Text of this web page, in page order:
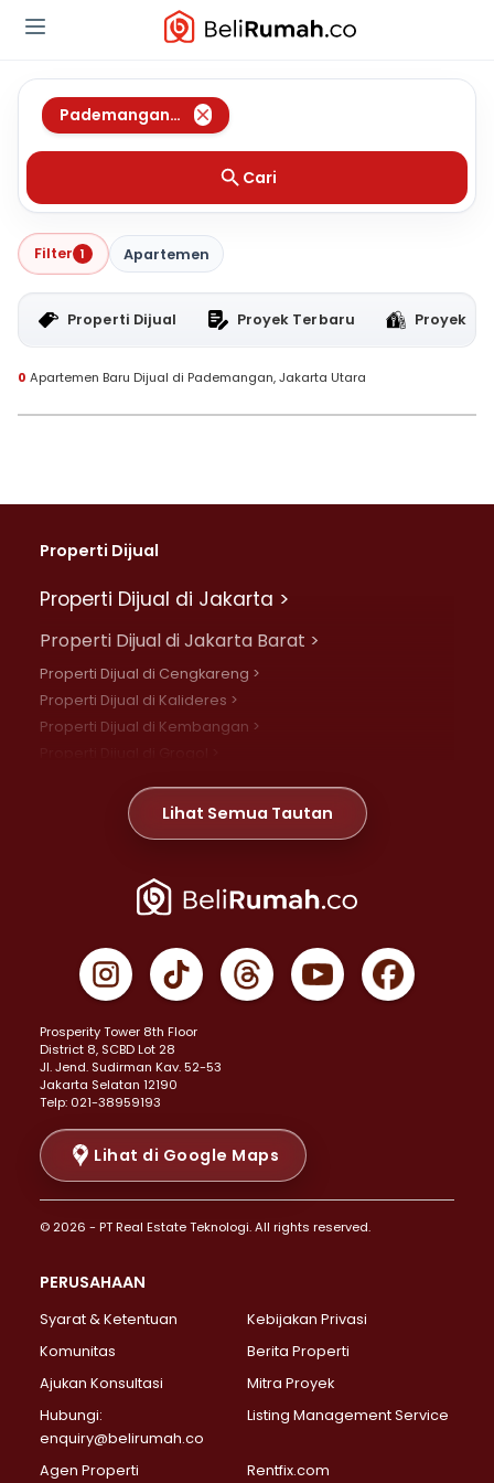
Pademangan
,Jakarta Utara
Cari
Filter 1 Apartemen
Properti Dijual Proyek Terbaru Proyek
0 Apartemen Baru Dijual di Pademangan, Jakarta Utara
Properti Dijual
Properti Dijual di Jakarta >
Properti Dijual di Jakarta Barat >
Properti Dijual di Cengkareng >
Properti Dijual di Kalideres >
Properti Dijual di Kembangan >
Properti Dijual di Meruya >
Properti Dijual di Jelambar >
Properti Dijual di Jakarta Pusat >
Properti Dijual di Gambir >
Properti Dijual di Johar Baru >
Properti Dijual di Menteng >
Properti Dijual di Senen >
Properti Dijual di Tanah Abang >
Properti Dijual di Cikini >
Properti Dijual di Kramat >
Properti Dijual di Pasar Baru >
Properti Dijual di Bendungan Hilir >
Properti Dijual di Jakarta Selatan >
Properti Dijual di Lebak Bulus >
Properti Dijual di Gandaria Selatan >
Properti Dijual di Pondok Labu >
Properti Dijual di Lenteng Agung >
Properti Dijual di Senayan >
Properti Dijual di Pondok Pinang >
Lihat Semua Tautan
Prosperity Tower 8th Floor
District 8, SCBD Lot 28
JI. Jend. Sudirman Kav. 52-53
Jakarta Selatan 12190
Telp: 021-38959193
Lihat di Google Maps
© 2026 - PT Real Estate Teknologi. All rights reserved.
PERUSAHAAN
Syarat & Ketentuan
Kebijakan Privasi
Komunitas
Berita Properti
Ajukan Konsultasi
Mitra Proyek
Hubungi:
enquiry@belirumah.co
Listing Management Service
Agen Properti Rentfix.com